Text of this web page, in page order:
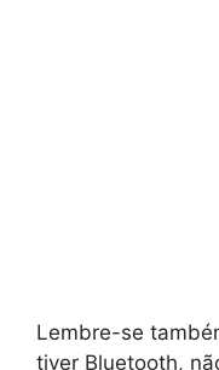
Lembre-se
tiver Bluetooth,